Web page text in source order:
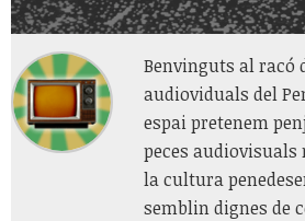
Benvinguts al racó
audioviduals del
espai pretenem
peces audiovisuals
la cultura
semblin dignes de